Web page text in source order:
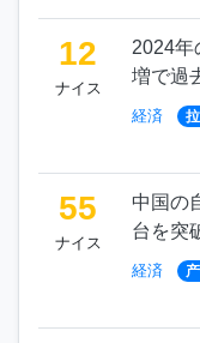
12
ナイス
2024年
増で過
経済
55
ナイス
中国の
台を突
経済